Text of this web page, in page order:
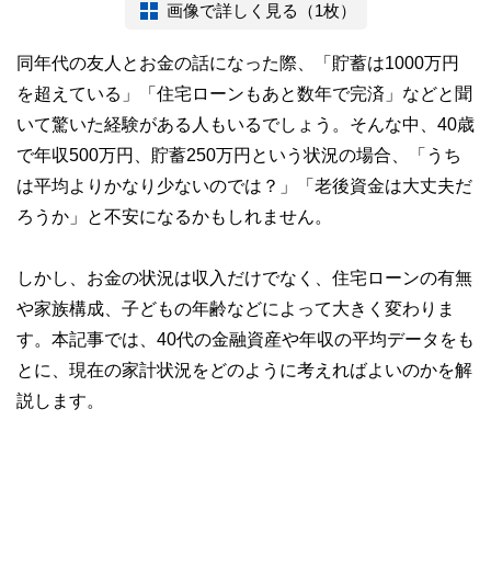
画像で詳しく見る（1枚）
同年代の友人とお金の話になった際、「貯蓄は1000万円
を超えている」「住宅ローンもあと数年で完済」などと聞
いて驚いた経験がある人もいるでしょう。そんな中、40歳
で年収500万円、貯蓄250万円という状況の場合、「うち
は平均よりかなり少ないのでは？」「老後資金は大丈夫だ
ろうか」と不安になるかもしれません。
しかし、お金の状況は収入だけでなく、住宅ローンの有無
や家族構成、子どもの年齢などによって大きく変わりま
す。本記事では、40代の金融資産や年収の平均データをも
とに、現在の家計状況をどのように考えればよいのかを解
説します。